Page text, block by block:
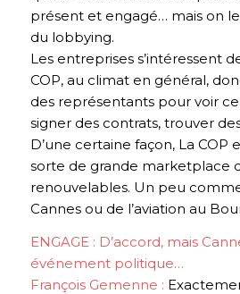
présent et engagé… mais on
du lobbying.
Les entreprises s’intéressent
COP, au climat en général,
des représentants pour voir ce
signer des contrats, trouver
D’une certaine façon, La COP
sorte de grande marketplace
renouvelables. Un peu
Cannes ou de l’aviation au
ENGAGE : D’accord, mais
événement politique…
François Gemenne :